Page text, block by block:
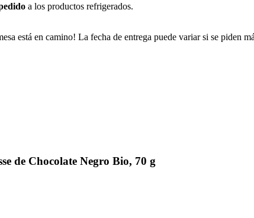
a los productos refrigerados.
está en camino! La fecha de entrega puede variar si se piden
de Chocolate Negro Bio, 70 g